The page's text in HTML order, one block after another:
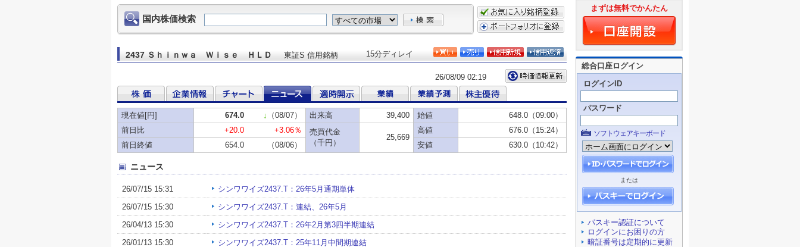
まずは無料でかんたん
総合口座ログイン
ログインID
パスワード
ソフトウェアキーボード
または
パスキー認証について
ログインにお困りの方
暗証番号は定期的に更新